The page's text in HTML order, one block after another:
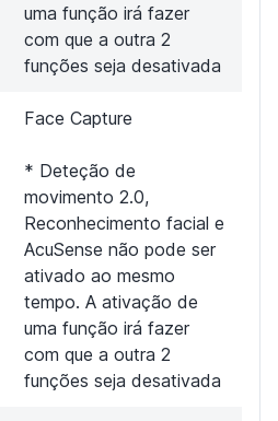
uma função irá fazer
com que a outra 2
funções seja desativada
Face Capture
* Deteção de
movimento 2.0,
Reconhecimento facial e
AcuSense não pode ser
ativado ao mesmo
tempo. A ativação de
uma função irá fazer
com que a outra 2
funções seja desativada